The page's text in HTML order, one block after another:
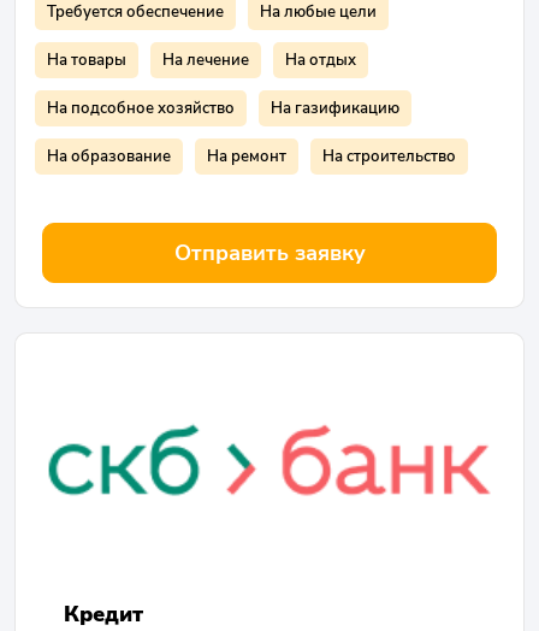
Требуется обеспечение На любые цели
На товары На лечение На отдых
На подсобное хозяйство На газификацию
На образование На ремонт На строительство
Отправить заявку
Кредит